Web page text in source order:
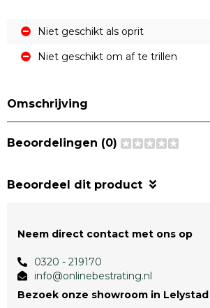
Niet geschikt als oprit
Niet geschikt om af te trillen
Omschrijving
Beoordelingen (0)
Beoordeel dit product
Neem direct contact met ons op
0320 - 219170
info@onlinebestrating.nl
Bezoek onze showroom in Lelystad